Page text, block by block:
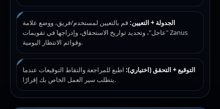
الجدولة + التعيين:قم بالتعيين لمستخدم/فريق، ووضع علامة
"عاجل"، وتحديد تواريخ الاستحقاق، وإدراجها في تقويمات Zanus
وقوائم الانتظار اليومية.
التوقيع + التحقق (اختياري): اطبع للمراجعة والتقاط التوقيعات عندما
يتطلب سير العمل الخاص بك إقرارًا.